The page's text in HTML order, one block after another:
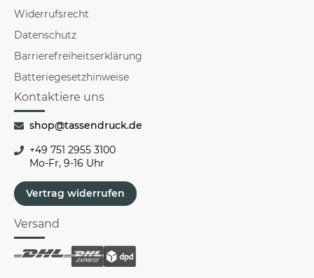
Widerrufsrecht
Datenschutz
Barrierefreiheitserklärung
Batteriegesetzhinweise
Kontaktiere uns
shop@tassendruck.de
+49 751 2955 3100
Mo-Fr, 9-16 Uhr
Vertrag widerrufen
Versand